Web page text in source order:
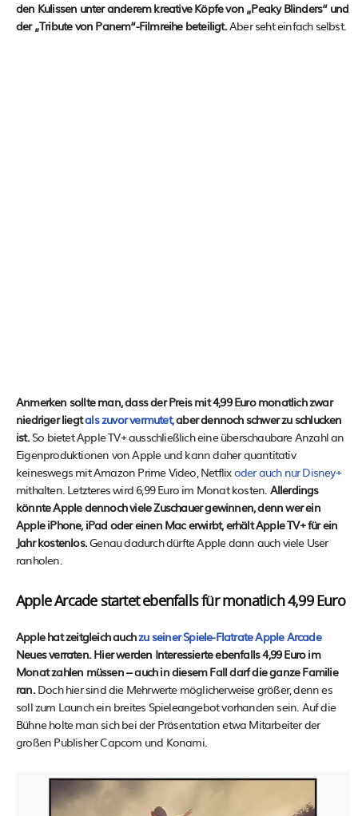
den Kulissen unter anderem kreative Köpfe von „Peaky Blinders“ und
der „Tribute von Panem“-Filmreihe beteiligt.Aber seht einfach selbst.
Anmerken sollte man, dass der Preis mit 4,99 Euro monatlich zwar
niedriger liegtals zuvor vermutet,aber dennoch schwer zu schlucken
ist.So bietet Apple TV+ ausschließlich eine überschaubare Anzahl an
Eigenproduktionen von Apple und kann daher quantitativ
keineswegs mit Amazon Prime Video, Netflixoder auch nur Disney+
mithalten. Letzteres wird 6,99 Euro im Monat kosten. Allerdings
könnte Apple dennoch viele Zuschauer gewinnen, denn wer ein
Apple iPhone, iPad oder einen Mac erwirbt, erhält Apple TV+ für ein
Jahr kostenlos.Genau dadurch dürfte Apple dann auch viele User
ranholen.
Apple Arcade startet ebenfalls für monatlich 4,99 Euro
Apple hat zeitgleich auchzu seiner Spiele-Flatrate Apple Arcade
Neues verraten. Hier werden Interessierte ebenfalls 4,99 Euro im
Monat zahlen müssen – auch in diesem Fall darf die ganze Familie
ran.Doch hier sind die Mehrwerte möglicherweise größer, denn es
soll zum Launch ein breites Spieleangebot vorhanden sein. Auf die
Bühne holte man sich bei der Präsentation etwa Mitarbeiter der
großen Publisher Capcom und Konami.